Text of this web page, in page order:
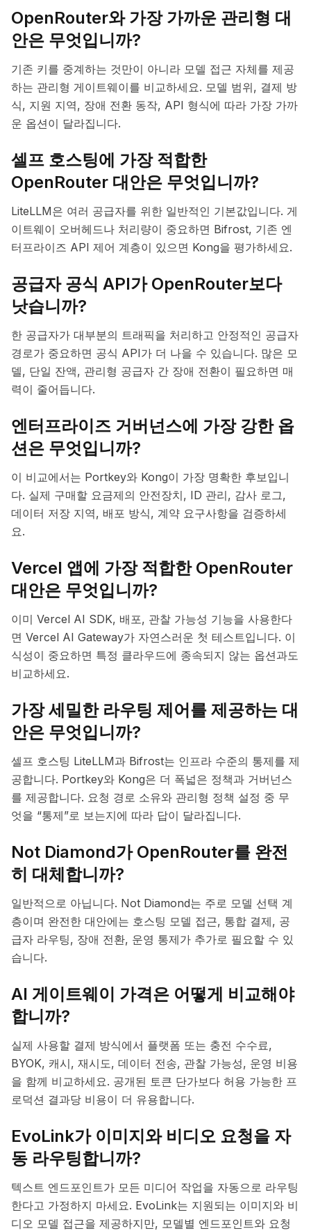
OpenRouter와 가장 가까운 관리형 대
안은 무엇입니까?
기존 키를 중계하는 것만이 아니라 모델 접근 자체를 제공
하는 관리형 게이트웨이를 비교하세요. 모델 범위, 결제 방
식, 지원 지역, 장애 전환 동작, API 형식에 따라 가장 가까
운 옵션이 달라집니다.
셀프 호스팅에 가장 적합한
OpenRouter 대안은 무엇입니까?
LiteLLM은 여러 공급자를 위한 일반적인 기본값입니다. 게
이트웨이 오버헤드나 처리량이 중요하면 Bifrost, 기존 엔
터프라이즈 API 제어 계층이 있으면 Kong을 평가하세요.
공급자 공식 API가 OpenRouter보다
낫습니까?
한 공급자가 대부분의 트래픽을 처리하고 안정적인 공급자
경로가 중요하면 공식 API가 더 나을 수 있습니다. 많은 모
델, 단일 잔액, 관리형 공급자 간 장애 전환이 필요하면 매
력이 줄어듭니다.
엔터프라이즈 거버넌스에 가장 강한 옵
션은 무엇입니까?
이 비교에서는 Portkey와 Kong이 가장 명확한 후보입니
다. 실제 구매할 요금제의 안전장치, ID 관리, 감사 로그,
데이터 저장 지역, 배포 방식, 계약 요구사항을 검증하세
요.
Vercel 앱에 가장 적합한 OpenRouter
대안은 무엇입니까?
이미 Vercel AI SDK, 배포, 관찰 가능성 기능을 사용한다
면 Vercel AI Gateway가 자연스러운 첫 테스트입니다. 이
식성이 중요하면 특정 클라우드에 종속되지 않는 옵션과도
비교하세요.
가장 세밀한 라우팅 제어를 제공하는 대
안은 무엇입니까?
셀프 호스팅 LiteLLM과 Bifrost는 인프라 수준의 통제를 제
공합니다. Portkey와 Kong은 더 폭넓은 정책과 거버넌스
를 제공합니다. 요청 경로 소유와 관리형 정책 설정 중 무
엇을 “통제”로 보는지에 따라 답이 달라집니다.
Not Diamond가 OpenRouter를 완전
히 대체합니까?
일반적으로 아닙니다. Not Diamond는 주로 모델 선택 계
층이며 완전한 대안에는 호스팅 모델 접근, 통합 결제, 공
급자 라우팅, 장애 전환, 운영 통제가 추가로 필요할 수 있
습니다.
AI 게이트웨이 가격은 어떻게 비교해야
합니까?
실제 사용할 결제 방식에서 플랫폼 또는 충전 수수료,
BYOK, 캐시, 재시도, 데이터 전송, 관찰 가능성, 운영 비용
을 함께 비교하세요. 공개된 토큰 단가보다 허용 가능한 프
로덕션 결과당 비용이 더 유용합니다.
EvoLink가 이미지와 비디오 요청을 자
동 라우팅합니까?
텍스트 엔드포인트가 모든 미디어 작업을 자동으로 라우팅
한다고 가정하지 마세요. EvoLink는 지원되는 이미지와 비
디오 모델 접근을 제공하지만, 모델별 엔드포인트와 요청